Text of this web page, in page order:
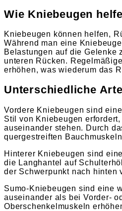
Wie Kniebeugen
Kniebeugen können helfen,
Während man eine
Belastungen auf die Gelenke
unteren Rücken.
erhöhen, was wiederum das
Unterschiedliche
Vordere Kniebeugen sind
Stil von Kniebeugen
auseinander stehen. Durch
quergestreiften
Hinterer Kniebeugen sind
die Langhantel auf
der Schwerpunkt nach hinten
Sumo-Kniebeugen sind eine
auseinander als bei Vorder-
Oberschenkelmuskeln